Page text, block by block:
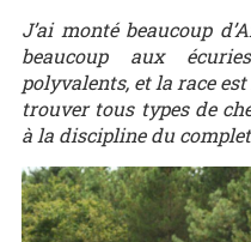
J’ai monté beaucoup
beaucoup aux
polyvalents, et la race
trouver tous types de
à la discipline du